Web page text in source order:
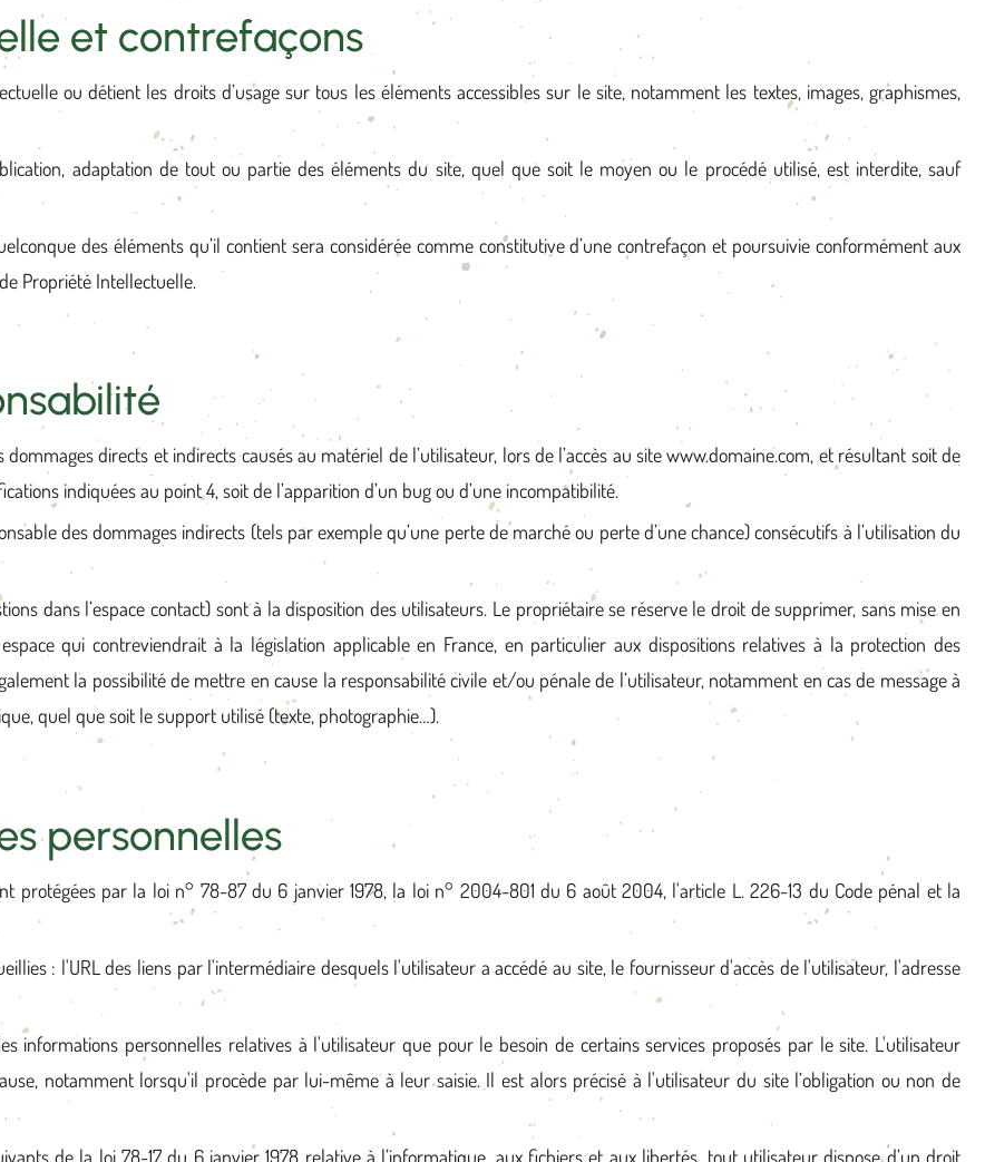
et contrefaçons
ou détient les droits d’usage sur tous les éléments accessibles sur le site, notamment les textes, images, graphismes,
adaptation de tout ou partie des éléments du site, quel que soit le moyen ou le procédé utilisé, est interdite, sauf
des éléments qu’il contient sera considérée comme constitutive d’une contrefaçon et poursuivie conformément aux
Propriété Intellectuelle.
directs et indirects causés au matériel de l’utilisateur, lors de l’accès au site www.domaine.com, et résultant soit de
indiquées au point 4, soit de l’apparition d’un bug ou d’une incompatibilité.
des dommages indirects (tels par exemple qu’une perte de marché ou perte d’une chance) consécutifs à l’utilisation du
dans l’espace contact) sont à la disposition des utilisateurs. Le propriétaire se réserve le droit de supprimer, sans mise en
qui contreviendrait à la législation applicable en France, en particulier aux dispositions relatives à la protection des
la possibilité de mettre en cause la responsabilité civile et/ou pénale de l’utilisateur, notamment en cas de message à
quel que soit le support utilisé (texte, photographie…).
personnelles
protégées par la loi n° 78-87 du 6 janvier 1978, la loi n° 2004-801 du 6 août 2004, l'article L. 226-13 du Code pénal et la
: l'URL des liens par l'intermédiaire desquels l'utilisateur a accédé au site, le fournisseur d'accès de l'utilisateur, l'adresse
informations personnelles relatives à l'utilisateur que pour le besoin de certains services proposés par le site. L'utilisateur
notamment lorsqu'il procède par lui-même à leur saisie. Il est alors précisé à l'utilisateur du site l’obligation ou non de
de la loi 78-17 du 6 janvier 1978 relative à l’informatique, aux fichiers et aux libertés, tout utilisateur dispose d’un droit